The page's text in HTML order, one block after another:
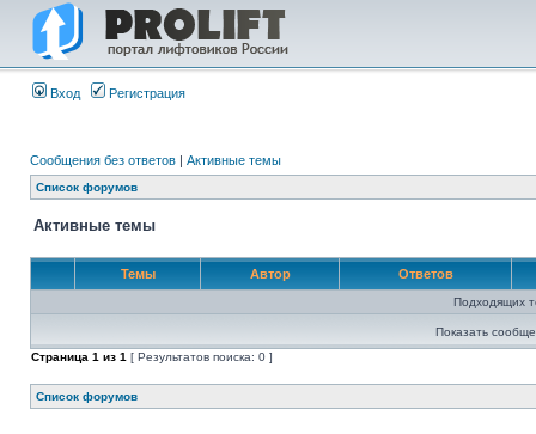
Вход Регистрация
Сообщения без ответов | Активные темы
Список форумов
Активные темы
Темы Автор Ответов
Подходящих
Показать
Страница 1 из 1 [ Результатов поиска: 0 ]
Список форумов